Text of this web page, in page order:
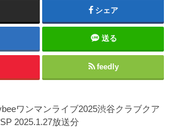
シェア
送る
feedly
ワンマンライブ2025渋谷クラブクア
2025.1.27放送分